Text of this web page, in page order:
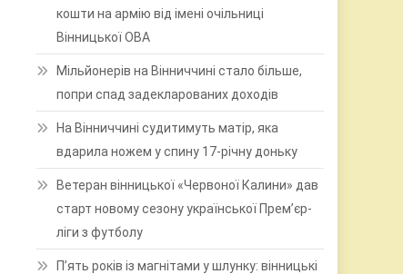
кошти на армію від імені очільниці
Вінницької ОВА
Мільйонерів на Вінниччині стало більше,
попри спад задекларованих доходів
На Вінниччині судитимуть матір, яка
вдарила ножем у спину 17-річну доньку
Ветеран вінницької «Червоної Калини» дав
старт новому сезону української Прем’єр-
ліги з футболу
П’ять років із магнітами у шлунку: вінницькі